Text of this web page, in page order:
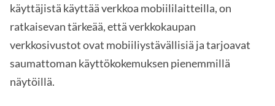
käyttäjistä käyttää verkkoa mobiililaitteilla, on
ratkaisevan tärkeää, että verkkokaupan
verkkosivustot ovat mobiiliystävällisiä ja tarjoavat
saumattoman käyttökokemuksen pienemmillä
näytöillä.